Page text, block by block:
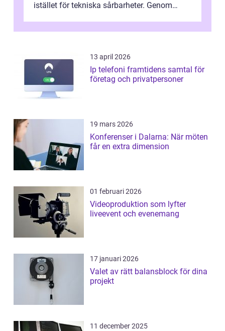
istället för tekniska sårbarheter. Genom
13 april 2026
Ip telefoni framtidens samtal för
företag och privatpersoner
19 mars 2026
Konferenser i Dalarna: När möten
får en extra dimension
01 februari 2026
Videoproduktion som lyfter
liveevent och evenemang
17 januari 2026
Valet av rätt balansblock för dina
projekt
11 december 2025